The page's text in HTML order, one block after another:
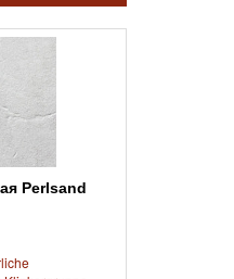
Perlsand